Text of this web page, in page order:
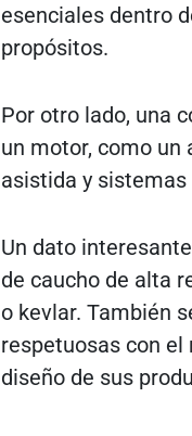
esenciales dentro
propósitos.
Por otro lado, una
un motor, como un
asistida y
Un dato
de caucho de alta
o kevlar. También
respetuosas con
diseño de sus